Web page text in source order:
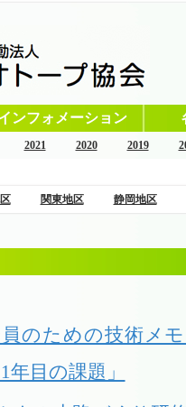
ンフォメーション
2021 2020 2019
関東地区 静岡地区
のための技術メ
目の課題」